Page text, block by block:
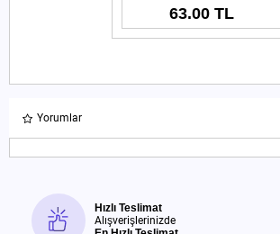
63.00 TL
Yorumlar
Hızlı Teslimat
Alışverişlerinizde